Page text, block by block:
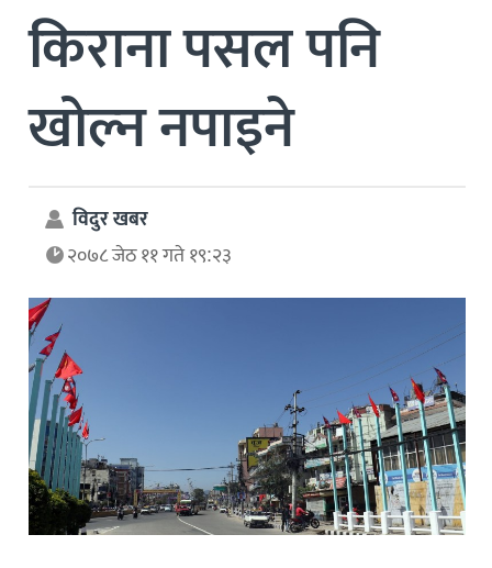
किराना पसल पनि
खोल्न नपाइने
विदुर खबर
२०७८ जेठ ११ गते १९:२३